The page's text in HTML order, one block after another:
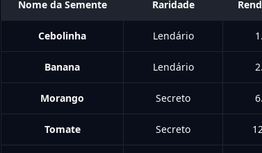
Nome da Semente Raridade
Cebolinha Lendário
Banana Lendário
Morango Secreto
Tomate Secreto